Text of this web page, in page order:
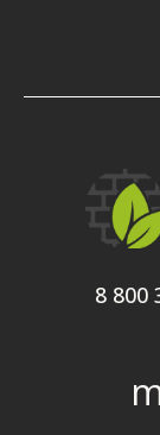
8 800